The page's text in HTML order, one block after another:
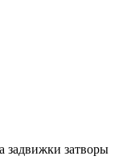
задвижки затворы